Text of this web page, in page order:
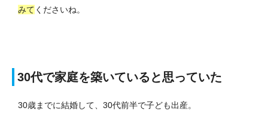
みて くださいね。
30代で家庭を築いていると思っていた
30歳までに結婚して、30代前半で子ども出産。